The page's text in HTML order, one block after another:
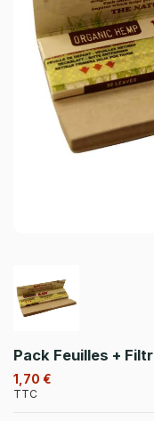
Pack Feuilles +
1,70 €
TTC